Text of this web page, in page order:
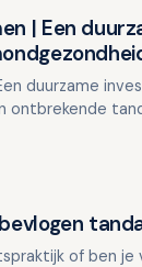
| Een
duurzame
ontbrekende
of ben je